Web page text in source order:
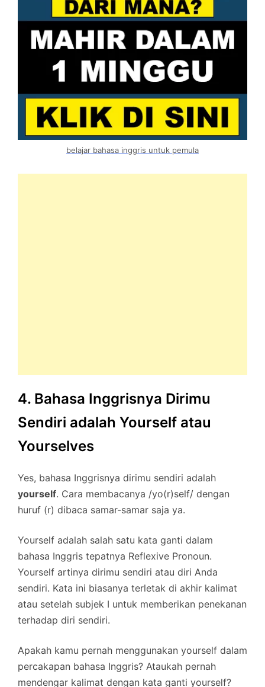
belajar bahasa inggris untuk pemula
4. Bahasa Inggrisnya Dirimu
Sendiri adalah Yourself atau
Yourselves
Yes, bahasa Inggrisnya dirimu sendiri adalah
yourself. Cara membacanya /yo(r)self/ dengan
huruf (r) dibaca samar-samar saja ya.
Yourself adalah salah satu kata ganti dalam
bahasa Inggris tepatnya Reflexive Pronoun.
Yourself artinya dirimu sendiri atau diri Anda
sendiri. Kata ini biasanya terletak di akhir kalimat
atau setelah subjek I untuk memberikan penekanan
terhadap diri sendiri.
Apakah kamu pernah menggunakan yourself dalam
percakapan bahasa Inggris? Ataukah pernah
mendengar kalimat dengan kata ganti yourself?